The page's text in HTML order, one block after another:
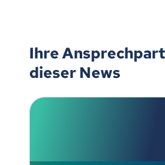
Ihre
dieser News